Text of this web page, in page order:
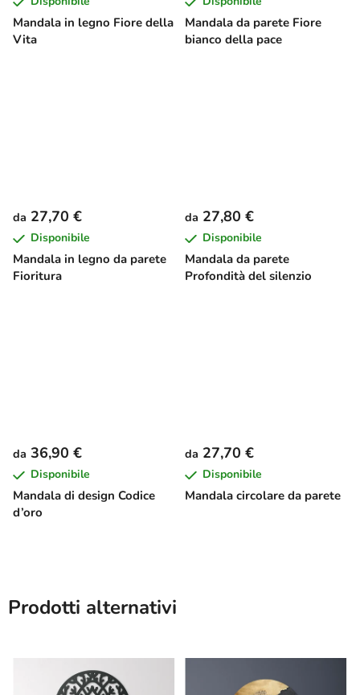
Mandala in legno Fiore della
Vita
Mandala da parete Fiore
bianco della pace
Mandala in legno da parete
Fioritura
da 27,70 €
Disponibile
Mandala da parete
Profondità del silenzio
da 27,80 €
Disponibile
Mandala di design Codice
d’oro
da 36,90 €
Disponibile
Mandala circolare da parete
da 27,70 €
Disponibile
Prodotti alternativi